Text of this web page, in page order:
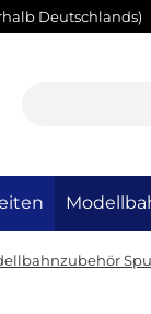
Deutschlands)